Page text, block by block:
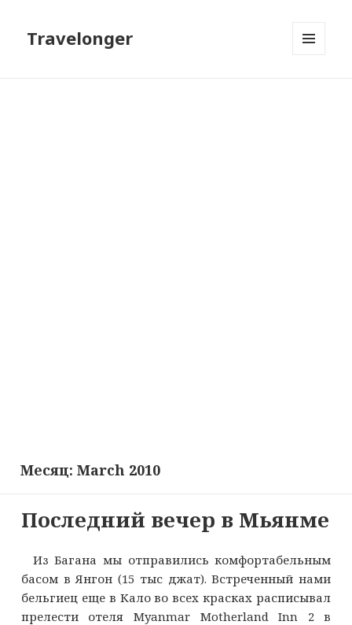
Travelonger
Месяц: March 2010
Последний вечер в Мьянме
Из Багана мы отправились комфортабельным
басом в Янгон (15 тыс джат). Встреченный нами
бельгиец еще в Кало во всех красках расписывал
прелести отеля Myanmar Motherland Inn 2 в